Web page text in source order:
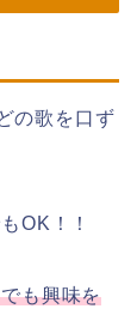
の歌を口ず
OK！！
も興味を